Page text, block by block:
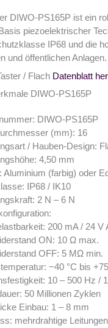
DIWO-PS165P ist ein
piezoelektrischer
IP68 und die
und öffentlichen
/ Flach Datenblatt
DIWO-PS165P
DIWO-PS165P
(mm): 16
/ Hauben-Design:
4,50 mm
Aluminium (farbig) oder
IP68 / IK10
2 N – 6 N
200 mA / 24 V
ON: 10 Ω max.
OFF: 5 MΩ min.
−40 °C bis
10 – 500 Hz /
50 Millionen Zyklen
Einbau: 1 – 8 mm
mehrdrahtige